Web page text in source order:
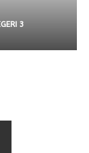
3